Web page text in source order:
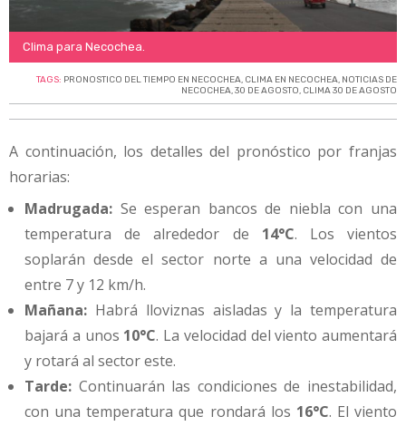
Clima para Necochea.
TAGS: PRONOSTICO DEL TIEMPO EN NECOCHEA, CLIMA EN NECOCHEA, NOTICIAS DE
NECOCHEA,30 DE AGOSTO, CLIMA 30 DE AGOSTO
A continuación, los detalles del pronóstico por franjas
horarias:
Madrugada: Se esperan bancos de niebla con una
temperatura de alrededor de 14°C. Los vientos
soplarán desde el sector norte a una velocidad de
entre 7 y 12 km/h.
Mañana: Habrá lloviznas aisladas y la temperatura
bajará a unos 10°C. La velocidad del viento aumentará
y rotará al sector este.
Tarde: Continuarán las condiciones de inestabilidad,
con una temperatura que rondará los 16°C. El viento